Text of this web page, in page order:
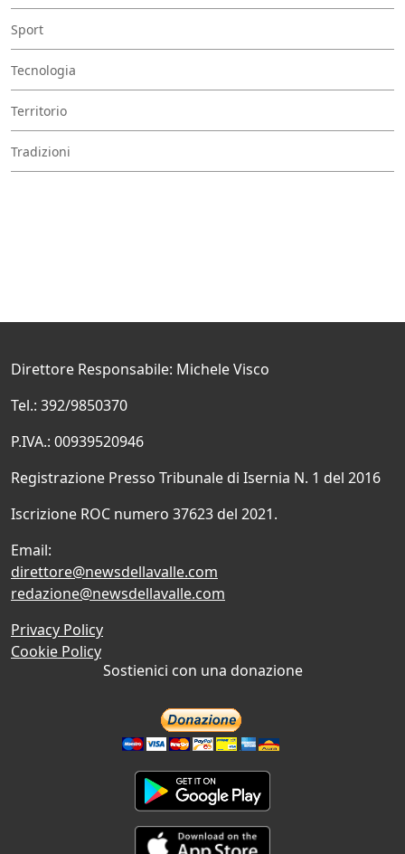
Sport
Tecnologia
Territorio
Tradizioni
Direttore Responsabile: Michele Visco
Tel.: 392/9850370
P.IVA.: 00939520946
Registrazione Presso Tribunale di Isernia N. 1 del 2016
Iscrizione ROC numero 37623 del 2021.
Email:
direttore@newsdellavalle.com
redazione@newsdellavalle.com
Privacy Policy
Cookie Policy
Sostienici con una donazione